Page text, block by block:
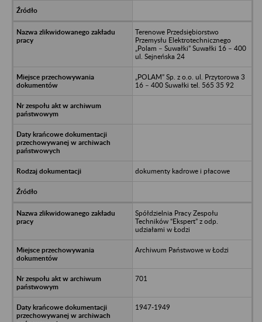
Terenowe Przedsiębiorstwo
Przemysłu Elektrotechnicznego
„Polam – Suwałki” Suwałki 16 – 400
ul. Sejneńska 24
„POLAM” Sp. z o.o. ul. Przytorowa 3
16 – 400 Suwałki tel. 565 35 92
dokumenty kadrowe i płacowe
Spółdzielnia Pracy Zespołu
Techników “Ekspert” z odp.
udziałami w Łodzi
Archiwum Państwowe w Łodzi
701
1947-1949